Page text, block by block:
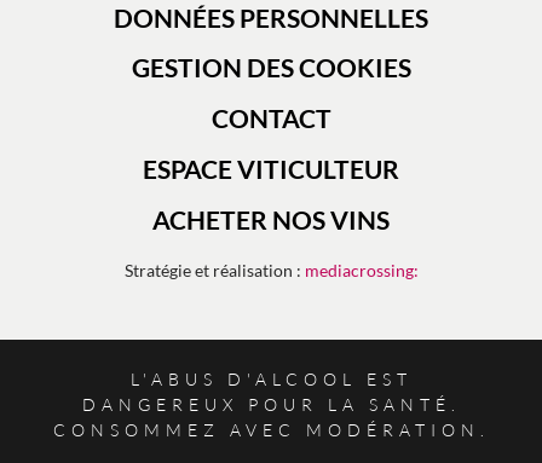
DONNÉES PERSONNELLES
GESTION DES COOKIES
CONTACT
ESPACE VITICULTEUR
ACHETER NOS VINS
Stratégie et réalisation : mediacrossing:
L'ABUS D'ALCOOL EST
DANGEREUX POUR LA SANTÉ.
CONSOMMEZ AVEC MODÉRATION.